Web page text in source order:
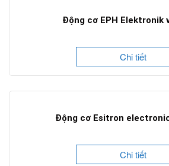
Động cơ EPH Elektronik
Chi tiết
Động cơ Esitron
Chi tiết